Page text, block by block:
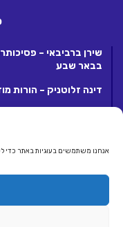
אנחנו משתמשים בעוגיות באתר כדי
בבאר שבע
דינה זלוטניק – הורות
מפעילת